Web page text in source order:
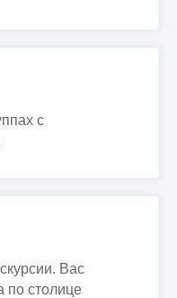
с
Вас
по столице